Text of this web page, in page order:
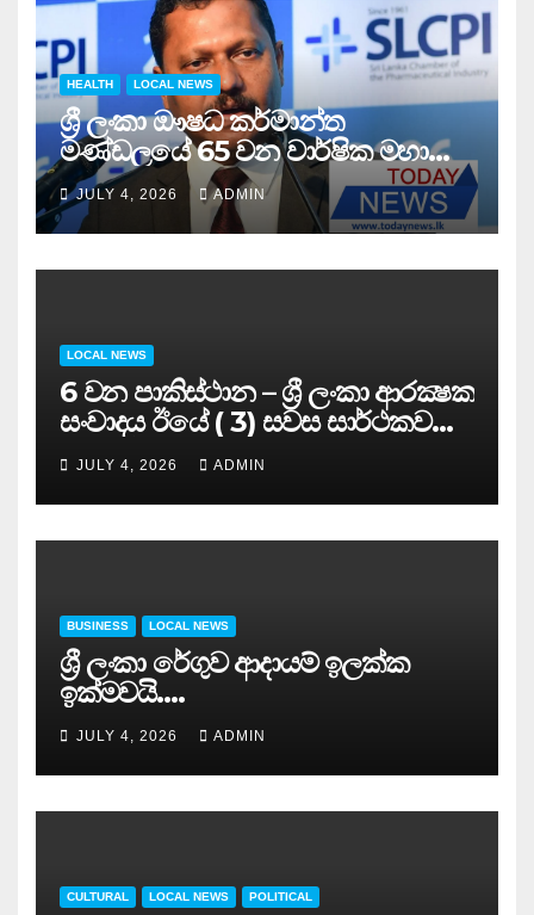
HEALTH LOCAL NEWS
ශ්‍රී ලංකා ඖෂධ කර්මාන්ත
මණ්ඩලයේ 65 වන වාර්ෂික මහා
සමුළුව සෞඛ්‍ය නියෝජ්‍ය
අමාත්‍යවරයාගේ ප්‍රධානත්වයෙන්……
JULY 4, 2026 ADMIN
LOCAL NEWS
6 වන පාකිස්ථාන – ශ්‍රී ලංකා ආරක්‍ෂක
සංවාදය ඊයේ ( 3) සවස සාර්ථකව
අවසන් කරයි..
JULY 4, 2026 ADMIN
BUSINESS LOCAL NEWS
ශ්‍රී ලංකා රේගුව ආදායම් ඉලක්ක
ඉක්මවයි….
JULY 4, 2026 ADMIN
CULTURAL LOCAL NEWS POLITICAL